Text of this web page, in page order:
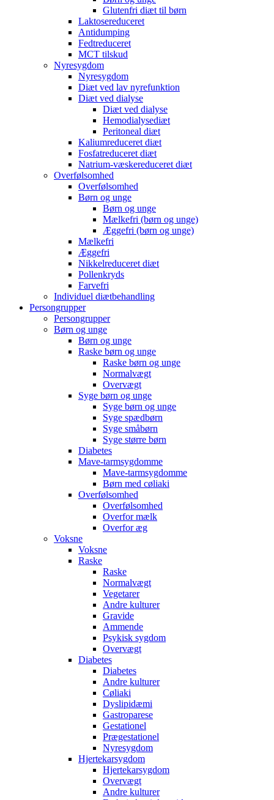
Glutenfri diæt til børn
Laktosereduceret
Antidumping
Fedtreduceret
MCT tilskud
Nyresygdom
Nyresygdom
Diæt ved lav nyrefunktion
Diæt ved dialyse
Diæt ved dialyse
Hemodialysediæt
Peritoneal diæt
Kaliumreduceret diæt
Fosfatreduceret diæt
Natrium-væskereduceret diæt
Overfølsomhed
Overfølsomhed
Børn og unge
Børn og unge
Mælkefri (børn og unge)
Æggefri (børn og unge)
Mælkefri
Æggefri
Nikkelreduceret diæt
Pollenkryds
Farvefri
Individuel diætbehandling
Persongrupper
Persongrupper
Børn og unge
Børn og unge
Raske børn og unge
Raske børn og unge
Normalvægt
Overvægt
Syge børn og unge
Syge børn og unge
Syge spædbørn
Syge småbørn
Syge større børn
Diabetes
Mave-tarmsygdomme
Mave-tarmsygdomme
Børn med cøliaki
Overfølsomhed
Overfølsomhed
Overfor mælk
Overfor æg
Voksne
Voksne
Raske
Raske
Normalvægt
Vegetarer
Andre kulturer
Gravide
Ammende
Psykisk sygdom
Overvægt
Diabetes
Diabetes
Andre kulturer
Cøliaki
Dyslipidæmi
Gastroparese
Gestationel
Prægestationel
Nyresygdom
Hjertekarsygdom
Hjertekarsygdom
Overvægt
Andre kulturer